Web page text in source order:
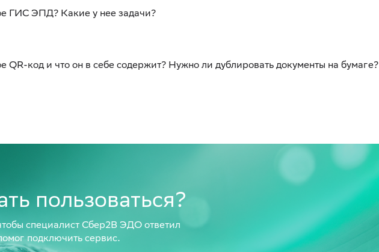
ГИС ЭПД? Какие у нее задачи?
QR-код и что он в себе содержит? Нужно ли дублировать документы на бумаге?
пользоваться?
специалист Сбер2В ЭДО ответил
подключить сервис.